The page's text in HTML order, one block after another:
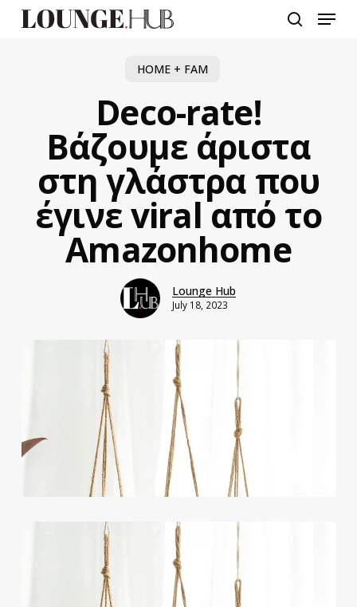
Menu
HOME + FAM
Deco-rate!
Βάζουμε άριστα
στη γλάστρα που
έγινε viral από το
Amazonhome
Lounge Hub
July 18, 2023